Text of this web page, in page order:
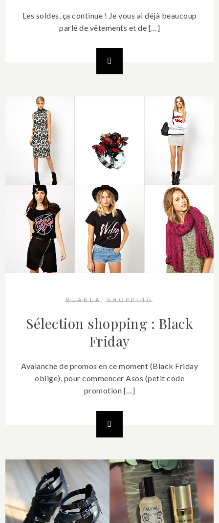
Les soldes, ça continue ! Je vous ai déjà beaucoup
parlé de vêtements et de […]
BLABLA SHOPPING
Sélection shopping : Black
Friday
Avalanche de promos en ce moment (Black Friday
oblige), pour commencer Asos (petit code
promotion […]